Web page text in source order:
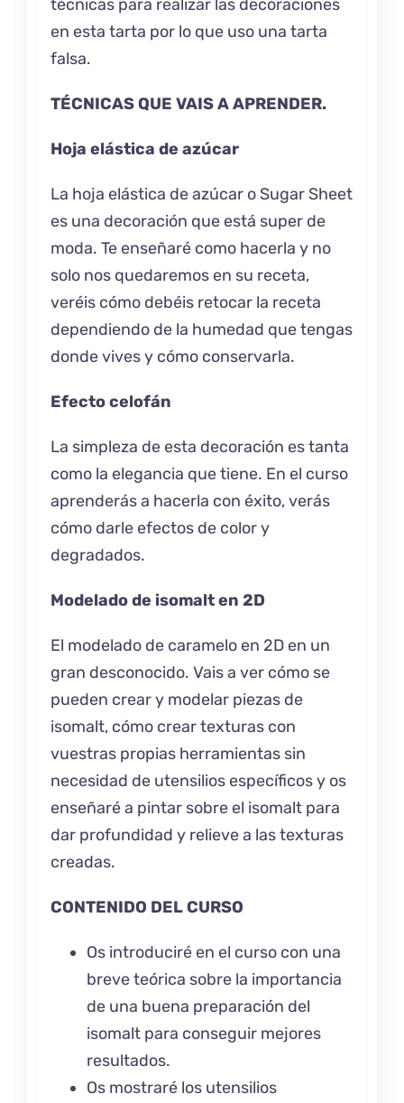
técnicas para realizar las decoraciones
en esta tarta por lo que uso una tarta
falsa.
TÉCNICAS QUE VAIS A APRENDER.
Hoja elástica de azúcar
La hoja elástica de azúcar o Sugar Sheet
es una decoración que está super de
moda. Te enseñaré como hacerla y no
solo nos quedaremos en su receta,
veréis cómo debéis retocar la receta
dependiendo de la humedad que tengas
donde vives y cómo conservarla.
Efecto celofán
La simpleza de esta decoración es tanta
como la elegancia que tiene. En el curso
aprenderás a hacerla con éxito, verás
cómo darle efectos de color y
degradados.
Modelado de isomalt en 2D
El modelado de caramelo en 2D en un
gran desconocido. Vais a ver cómo se
pueden crear y modelar piezas de
isomalt, cómo crear texturas con
vuestras propias herramientas sin
necesidad de utensilios específicos y os
enseñaré a pintar sobre el isomalt para
dar profundidad y relieve a las texturas
creadas.
CONTENIDO DEL CURSO
Os introduciré en el curso con una
breve teórica sobre la importancia
de una buena preparación del
isomalt para conseguir mejores
resultados.
Os mostraré los utensilios